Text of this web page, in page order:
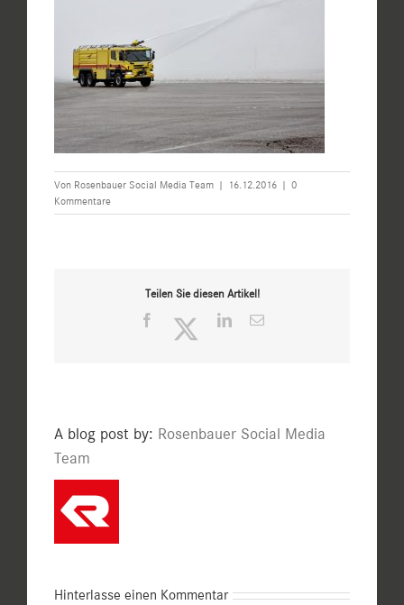
Von Rosenbauer Social Media Team | 16.12.2016 | 0
Kommentare
Teilen Sie diesen Artikel!
Facebook TwitterLinkedIn
E-
A blog post by: Rosenbauer Social Media
Team
Hinterlasse einen Kommentar